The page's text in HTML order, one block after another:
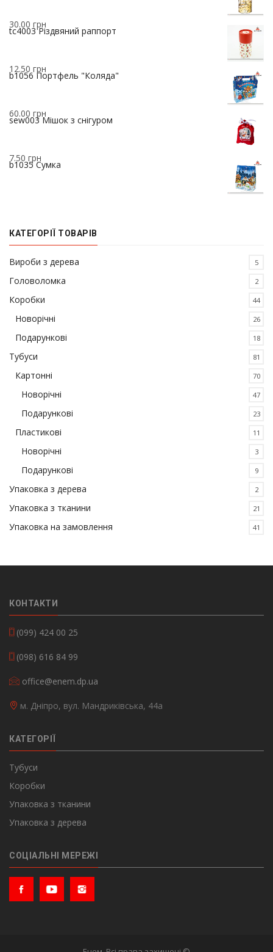
tc4003 Різдвяний раппорт
30.00 грн
b1056 Портфель "Коляда"
12.50 грн
sew003 Мішок з снігуром
60.00 грн
b1035 Сумка
7.50 грн
КАТЕГОРІЇ ТОВАРІВ
Вироби з дерева 5
Головоломка 2
Коробки 44
Новорічні 26
Подарункові 18
Тубуси 81
Картонні 70
Новорічні 47
Подарункові 23
Пластикові 11
Новорічні 3
Подарункові 9
Упаковка з дерева 2
Упаковка з тканини 21
Упаковка на замовлення 41
КОНТАКТИ
(099) 424 00 25
(098) 616 84 99
office@enem.dp.ua
м. Дніпро, вул. Мандриківська, 44а
КАТЕГОРІЇ
Тубуси
Коробки
Упаковка з тканини
Упаковка з дерева
СОЦІАЛЬНІ МЕРЕЖІ